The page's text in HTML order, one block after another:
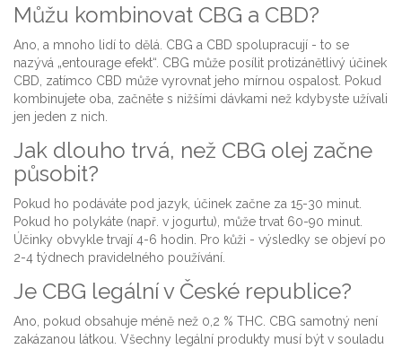
Můžu kombinovat CBG a CBD?
Ano, a mnoho lidí to dělá. CBG a CBD spolupracují - to se
nazývá „entourage efekt“. CBG může posílit protizánětlivý účinek
CBD, zatímco CBD může vyrovnat jeho mírnou ospalost. Pokud
kombinujete oba, začněte s nižšími dávkami než kdybyste užívali
jen jeden z nich.
Jak dlouho trvá, než CBG olej začne
působit?
Pokud ho podáváte pod jazyk, účinek začne za 15-30 minut.
Pokud ho polykáte (např. v jogurtu), může trvat 60-90 minut.
Účinky obvykle trvají 4-6 hodin. Pro kůži - výsledky se objeví po
2-4 týdnech pravidelného používání.
Je CBG legální v České republice?
Ano, pokud obsahuje méně než 0,2 % THC. CBG samotný není
zakázanou látkou. Všechny legální produkty musí být v souladu